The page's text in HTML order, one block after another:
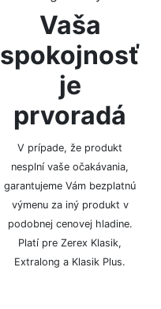
Vaša
spokojnosť
je
prvoradá
V prípade, že produkt
nesplní vaše očakávania,
garantujeme Vám bezplatnú
výmenu za iný produkt v
podobnej cenovej hladine.
Platí pre Zerex Klasik,
Extralong a Klasik Plus.